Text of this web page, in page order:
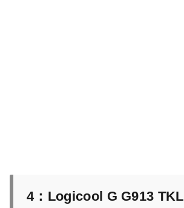
4：Logicool G G913 TKL